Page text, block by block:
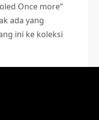
Once more”
ada yang
ini ke koleksi